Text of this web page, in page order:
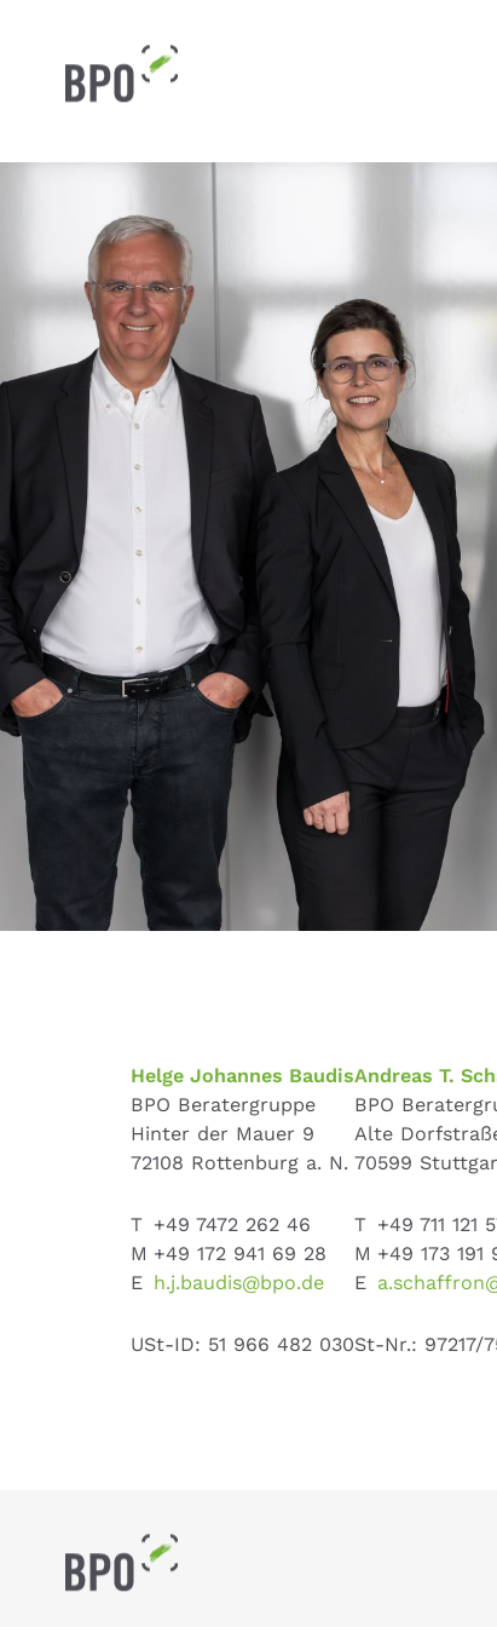
Helge Johannes Baudis
BPO Beratergruppe
Hinter der Mauer 9
72108 Rottenburg a. N.
T +49 7472 262 46
M +49 172 941 69 28
E h.j.baudis@bpo.de
USt-ID: 51 966 482 030
Andreas T.
BPO
Alte
70599
T +49 711 121
M +49 173 191
E
St-Nr.: 97217/